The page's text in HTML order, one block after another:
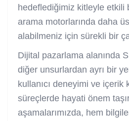
hedeflediğimiz kitleyle etkili
arama motorlarında daha
alabilmeniz için sürekli bir
Dijital pazarlama alanında
diğer unsurlardan ayrı bir
kullanıcı deneyimi ve içerik
süreçlerde hayati önem
aşamalarımızda, hem